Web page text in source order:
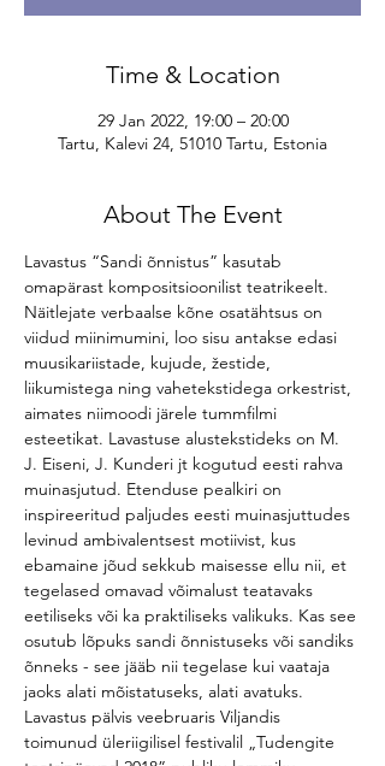
Time & Location
29 Jan 2022, 19:00 – 20:00
Tartu, Kalevi 24, 51010 Tartu, Estonia
About The Event
Lavastus “Sandi õnnistus” kasutab
omapärast kompositsioonilist teatrikeelt.
Näitlejate verbaalse kõne osatähtsus on
viidud miinimumini, loo sisu antakse edasi
muusikariistade, kujude, žestide,
liikumistega ning vahetekstidega orkestrist,
aimates niimoodi järele tummfilmi
esteetikat. Lavastuse alustekstideks on M.
J. Eiseni, J. Kunderi jt kogutud eesti rahva
muinasjutud. Etenduse pealkiri on
inspireeritud paljudes eesti muinasjuttudes
levinud ambivalentsest motiivist, kus
ebamaine jõud sekkub maisesse ellu nii, et
tegelased omavad võimalust teatavaks
eetiliseks või ka praktiliseks valikuks. Kas see
osutub lõpuks sandi õnnistuseks või sandiks
õnneks - see jääb nii tegelase kui vaataja
jaoks alati mõistatuseks, alati avatuks.
Lavastus pälvis veebruaris Viljandis
toimunud üleriigilisel festivalil „Tudengite